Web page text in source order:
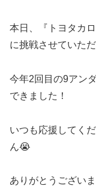
本日、『トヨタカ
に挑戦させていた
今年2回目の9アン
できました！
いつも応援してく
ん😭
ありがとうござい